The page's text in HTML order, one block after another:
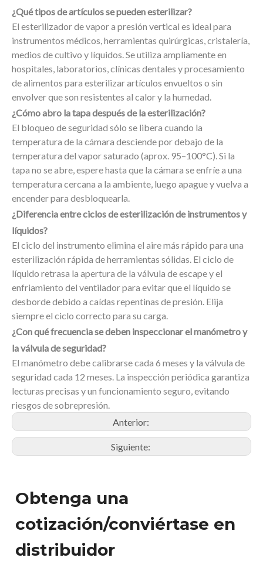
¿Qué tipos de artículos se pueden esterilizar?
El esterilizador de vapor a presión vertical es ideal para
instrumentos médicos, herramientas quirúrgicas, cristalería,
medios de cultivo y líquidos. Se utiliza ampliamente en
hospitales, laboratorios, clínicas dentales y procesamiento
de alimentos para esterilizar artículos envueltos o sin
envolver que son resistentes al calor y la humedad.
¿Cómo abro la tapa después de la esterilización?
El bloqueo de seguridad sólo se libera cuando la
temperatura de la cámara desciende por debajo de la
temperatura del vapor saturado (aprox. 95–100°C). Si la
tapa no se abre, espere hasta que la cámara se enfríe a una
temperatura cercana a la ambiente, luego apague y vuelva a
encender para desbloquearla.
¿Diferencia entre ciclos de esterilización de instrumentos y
líquidos?
El ciclo del instrumento elimina el aire más rápido para una
esterilización rápida de herramientas sólidas. El ciclo de
líquido retrasa la apertura de la válvula de escape y el
enfriamiento del ventilador para evitar que el líquido se
desborde debido a caídas repentinas de presión. Elija
siempre el ciclo correcto para su carga.
¿Con qué frecuencia se deben inspeccionar el manómetro y
la válvula de seguridad?
El manómetro debe calibrarse cada 6 meses y la válvula de
seguridad cada 12 meses. La inspección periódica garantiza
lecturas precisas y un funcionamiento seguro, evitando
riesgos de sobrepresión.
Anterior:
Siguiente:
Obtenga una
cotización/conviértase en
distribuidor